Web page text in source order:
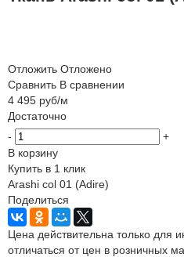
Отложить Отложено
Сравнить В сравнении
4 495 руб/м
Достаточно
-
+
В корзину
Купить в 1 клик
Arashi col 01 (Adire)
Поделиться
Цена действительна только для
отличаться от цен в розничных